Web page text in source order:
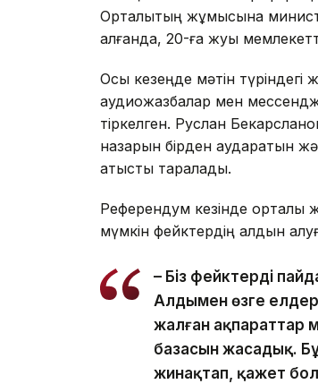
Орталықтың жұмысына
алғанда, 20-ға жуық
Осы кезеңде мәтін түріндегі
аудиожазбалар мен
тіркелген. Руслан
назарын бірден аударатын
қатысты таралады.
Референдум кезінде орталық
мүмкін фейктердің алдын
– Біз фейктердің
Алдымен өзге
жалған ақпараттар
базасын жасадық.
жинақтап, қажет